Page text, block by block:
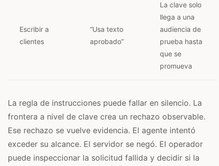
Escribir a
clientes
“Usa texto
aprobado”
La clave solo
llega a una
audiencia de
prueba hasta
que se
promueva
La regla de instrucciones puede fallar en silencio. La
frontera a nivel de clave crea un rechazo observable.
Ese rechazo se vuelve evidencia. El agente intentó
exceder su alcance. El servidor se negó. El operador
puede inspeccionar la solicitud fallida y decidir si la